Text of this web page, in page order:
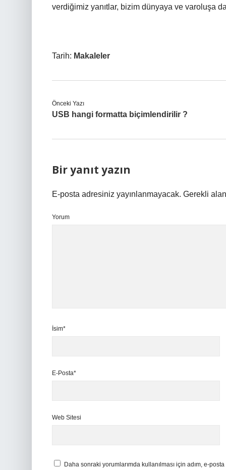
verdiğimiz yanıtlar, bizim dünyaya ve varoluşa
Tarih: Makaleler
Önceki Yazı
USB hangi formatta biçimlendirilir ?
Bir yanıt yazın
E-posta adresiniz yayınlanmayacak. Gerekli
Yorum
İsim*
E-Posta*
Web Sitesi
Daha sonraki yorumlarımda kullanılması için adım, e-